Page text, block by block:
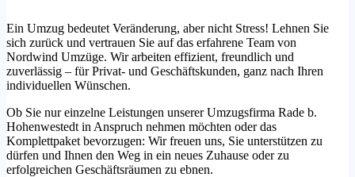
Ein Umzug bedeutet Veränderung, aber nicht Stress! Lehnen Sie
sich zurück und vertrauen Sie auf das erfahrene Team von
Nordwind Umzüge. Wir arbeiten effizient, freundlich und
zuverlässig – für Privat- und Geschäftskunden, ganz nach Ihren
individuellen Wünschen.
Ob Sie nur einzelne Leistungen unserer Umzugsfirma Rade b.
Hohenwestedt in Anspruch nehmen möchten oder das
Komplettpaket bevorzugen: Wir freuen uns, Sie unterstützen zu
dürfen und Ihnen den Weg in ein neues Zuhause oder zu
erfolgreichen Geschäftsräumen zu ebnen.